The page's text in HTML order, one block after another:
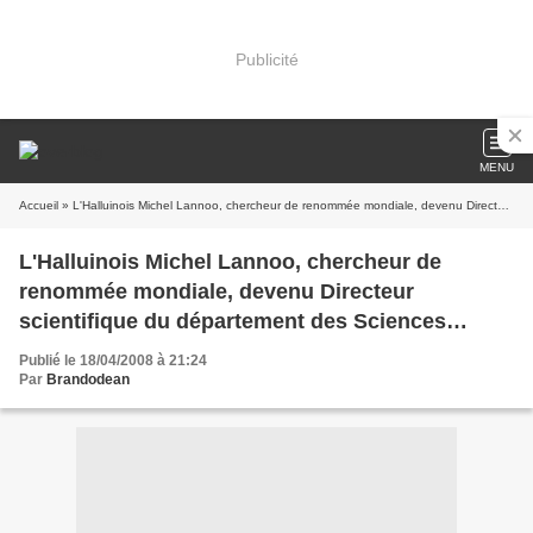
Publicité
MENU
Accueil » L'Halluinois Michel Lannoo, chercheur de renommée mondiale, devenu Directeur scientifique du département des Sciences physiques et mathématiques du CNRS.
L'Halluinois Michel Lannoo, chercheur de
renommée mondiale, devenu Directeur
scientifique du département des Sciences
physiques et mathématiques du CNRS.
Publié le 18/04/2008 à 21:24
Par Brandodean